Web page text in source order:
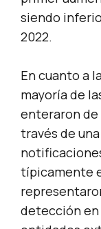
siendo
2022.
En cuanto a
mayoría de
enteraron de
través de
típicamente
detección en